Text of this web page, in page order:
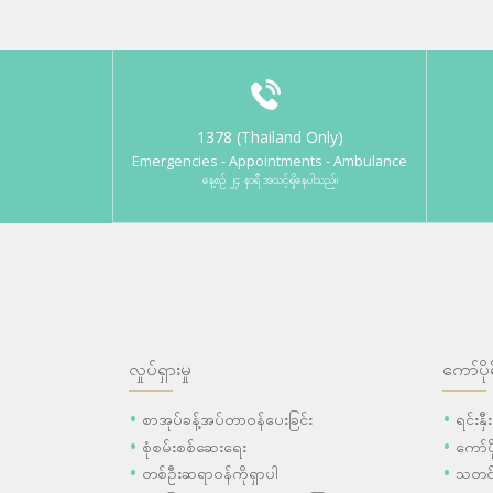
1378 (Thailand Only)
Emergencies - Appointments - Ambulance
နေ့စဉ် ၂၄ နာရီ အသင့်ရှိနေပါသည်။
လှုပ်ရှားမှု
စာအုပ်ခန့်အပ်တာဝန်ပေးခြင်း
စုံစမ်းစစ်ဆေးရေး
တစ်ဦးဆရာဝန်ကိုရှာပါ
ကော်
ရင်း
ကေ
သတင်